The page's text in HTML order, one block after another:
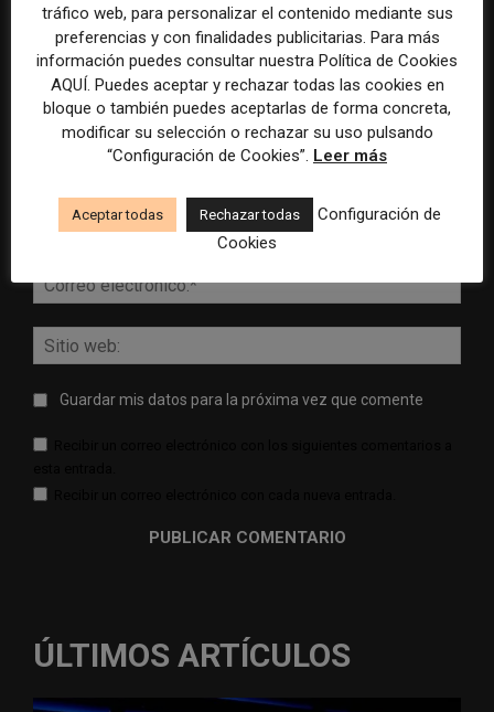
web:
Guardar mis datos para la próxima vez que comente
ÚLTIMOS ARTÍCULOS
tráfico web, para personalizar el contenido mediante sus
preferencias y con finalidades publicitarias. Para más
información puedes consultar nuestra Política de Cookies
AQUÍ. Puedes aceptar y rechazar todas las cookies en
bloque o también puedes aceptarlas de forma concreta,
modificar su selección o rechazar su uso pulsando
“Configuración de Cookies”. Leer más
Aceptar todas Rechazar todas
Configuración de
Cookies